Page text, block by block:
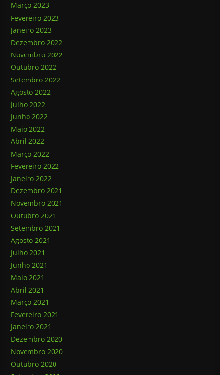
Março 2023
Fevereiro 2023
Janeiro 2023
Dezembro 2022
Novembro 2022
Outubro 2022
Setembro 2022
Agosto 2022
Julho 2022
Junho 2022
Maio 2022
Abril 2022
Março 2022
Fevereiro 2022
Janeiro 2022
Dezembro 2021
Novembro 2021
Outubro 2021
Setembro 2021
Agosto 2021
Julho 2021
Junho 2021
Maio 2021
Abril 2021
Março 2021
Fevereiro 2021
Janeiro 2021
Dezembro 2020
Novembro 2020
Outubro 2020